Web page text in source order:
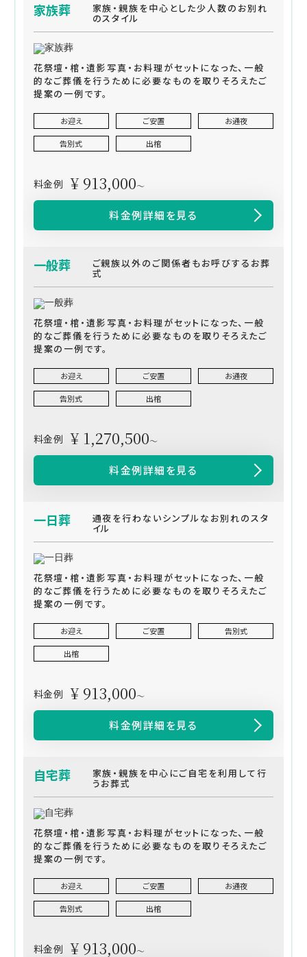
家族葬 家族・親族を中心とした少人数のお別れ
のスタイル
花祭壇・棺・遺影写真・お料理がセットになった、一般
的なご葬儀を行うために必要なものを取りそろえたご
提案の一例です。
お迎え ご安置 お通夜
告別式 出棺
料金例 ¥ 913,000～
料金例詳細を見る
一般葬 ご親族以外のご関係者もお呼びするお葬
式
花祭壇・棺・遺影写真・お料理がセットになった、一般
的なご葬儀を行うために必要なものを取りそろえたご
提案の一例です。
お迎え ご安置 お通夜
告別式 出棺
料金例 ¥ 1,270,500～
料金例詳細を見る
一日葬 通夜を行わないシンプルなお別れのスタ
イル
花祭壇・棺・遺影写真・お料理がセットになった、一般
的なご葬儀を行うために必要なものを取りそろえたご
提案の一例です。
お迎え ご安置 告別式
出棺
料金例 ¥ 913,000～
料金例詳細を見る
自宅葬 家族・親族を中心にご自宅を利用して行
うお葬式
花祭壇・棺・遺影写真・お料理がセットになった、一般
的なご葬儀を行うために必要なものを取りそろえたご
提案の一例です。
お迎え ご安置 お通夜
告別式 出棺
料金例 ¥ 913,000～